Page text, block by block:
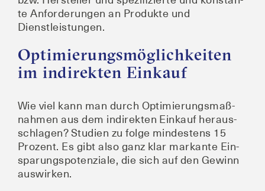
te Anfor­de­run­gen an Pro­duk­te und
Dienstleistungen.
Optimierungsmöglichkeiten
im indirekten Einkauf
Wie viel kann man durch Opti­mie­rungs­maß­
nah­men aus dem indi­rek­ten Ein­kauf her­aus­
schla­gen? Stu­di­en zu fol­ge min­des­tens 15
Pro­zent. Es gibt also ganz klar mar­kan­te Ein­
spa­rungs­po­ten­zia­le, die sich auf den Gewinn
auswirken.